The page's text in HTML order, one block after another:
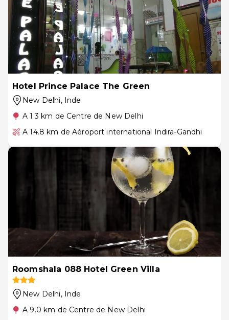
Hotel Prince Palace The Green
New Delhi, Inde
A 1.3 km de Centre de New Delhi
A 14.8 km de Aéroport international Indira-Gandhi
Roomshala 088 Hotel Green Villa
New Delhi, Inde
A 9.0 km de Centre de New Delhi